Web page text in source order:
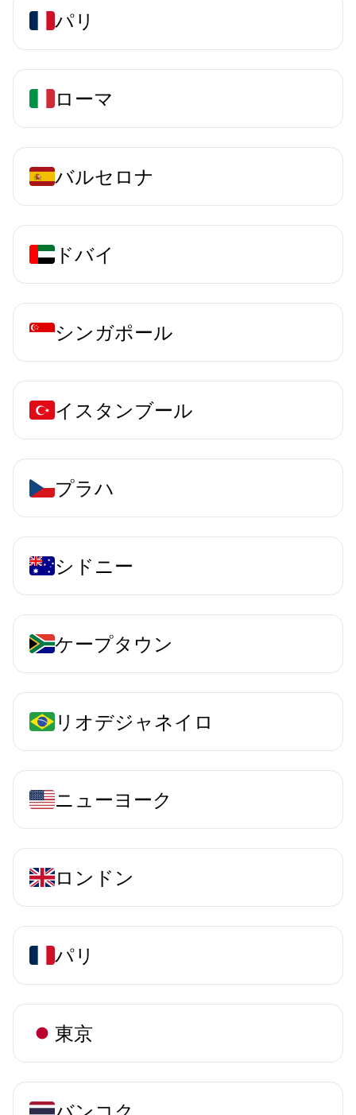
パリ
ローマ
バルセロナ
ドバイ
シンガポール
イスタンブール
プラハ
シドニー
ケープタウン
リオデジャネイロ
ニューヨーク
ロンドン
パリ
東京